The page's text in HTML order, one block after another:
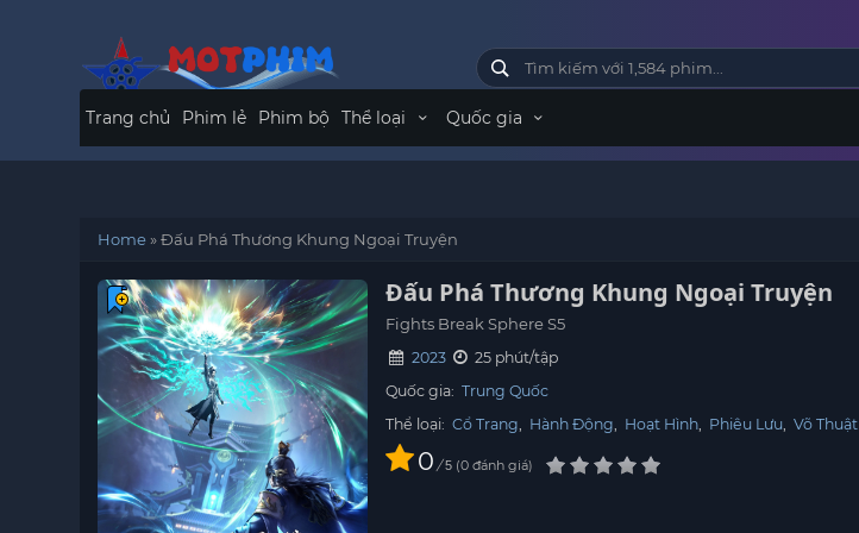
Trang chủ Phim lẻ Phim bộ Thể loại Quốc gia
Home»Đấu Phá Thương Khung Ngoại Truyện
Đấu Phá Thương Khung Ngoại Truyện
Fights Break Sphere S5
2023
25 phút/tập
Quốc gia: Trung Quốc
Thể loại: Cổ Trang, Hành Động, Hoạt Hình, Phiêu Lưu, Võ Thuật
0 / 5 0 đánh giá